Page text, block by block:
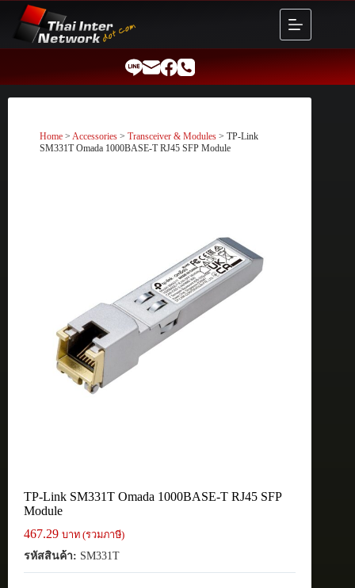
content
Home > Accessories > Transceiver & Modules > TP-Link
SM331T Omada 1000BASE-T RJ45 SFP Module
TP-Link SM331T Omada 1000BASE-T RJ45 SFP
Module
467.29 บาท (รวมภาษี)
รหัสสินค้า: SM331T